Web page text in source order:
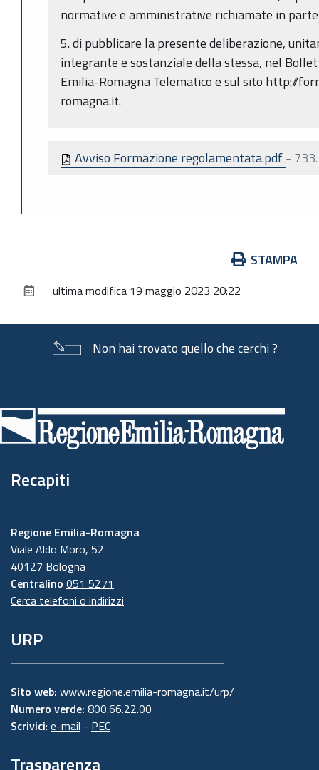
normative e amministrative richiamate in
5. di pubblicare la presente deliberazione,
integrante e sostanziale della stessa, nel
Emilia-Romagna Telematico e sul sito http://
romagna.it.
Avviso Formazione regolamentata.pdf-
documento
STAMPA
ultima modifica 19 maggio 2023 20:22
Non hai trovato quello che cerchi ?
di
pagina
Recapiti
Regione Emilia-Romagna
Viale Aldo Moro, 52
40127 Bologna
Centralino 051 5271
Cerca telefoni o indirizzi
URP
Sito web: www.regione.emilia-romagna.it/urp/
Numero verde: 800.66.22.00
Scrivici: e-mail - PEC
Trasparenza